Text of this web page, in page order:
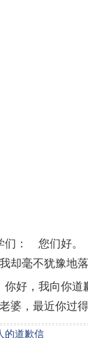
们： 您们好。
却毫不犹豫地
好，我向你道
婆，最近你过
的道歉信